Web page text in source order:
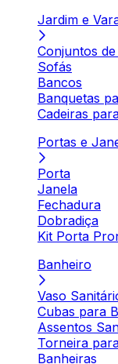
Jardim e
Conjuntos
Sofás
Bancos
Banquetas
Cadeiras
Portas e
Porta
Janela
Fechadura
Dobradiça
Kit Porta
Banheiro
Vaso
Cubas para
Assentos
Torneira
Banheiras